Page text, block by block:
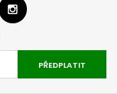
PŘEDPLATIT